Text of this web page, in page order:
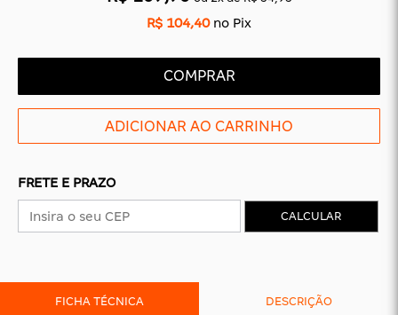
R$ 104,40no Pix
COMPRAR
FRETE E PRAZO
CALCULAR
FICHA TÉCNICA DESCRIÇÃO